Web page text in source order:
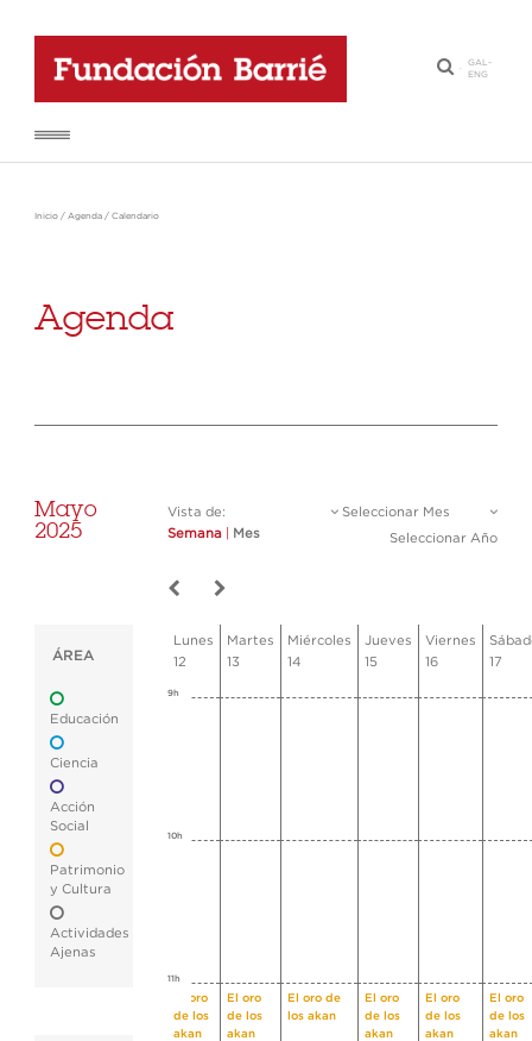
·
GAL-
ENG
Inicio / Agenda / Calendario
Agenda
Mayo
2025
Vista de:
Semana
Mes
Seleccionar Mes
Seleccionar Año
ÁREA
Educación
Ciencia
Acción
Social
Patrimonio
y Cultura
Actividades
Ajenas
Lunes
12
Martes
13
Miércoles
14
Jueves
15
Viernes
16
17
9h
10h
11h
El oro
de los
akan
El oro
de los
akan
El oro de
los akan
El oro
de los
akan
El oro
de los
akan
El oro
de los
akan